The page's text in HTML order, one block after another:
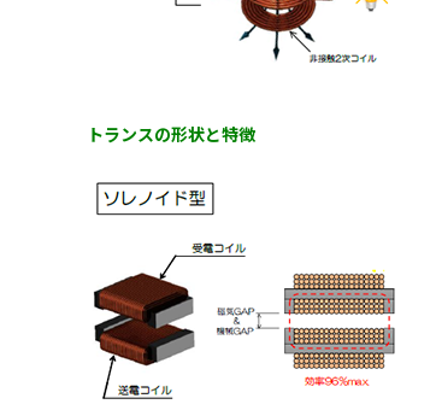
トランスの形状と特徴